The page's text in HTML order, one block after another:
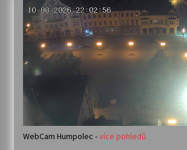
WebCam Humpolec -více pohledů